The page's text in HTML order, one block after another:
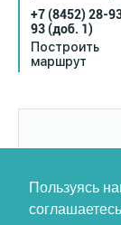
Пользуясь
+7 (8452) 28-
93(доб. 1)
Построить
маршрут